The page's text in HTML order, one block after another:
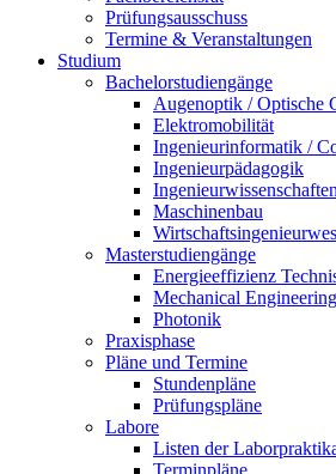
Prüfungsausschuss
Termine & Veranstaltungen
Studium
Bachelorstudiengänge
Augenoptik / Optische
Elektromobilität
Ingenieurinformatik /
Ingenieurpädagogik
Ingenieurwissenschaften
Maschinenbau
Masterstudiengänge
Energieeffizienz
Mechanical Engineering
Photonik
Praxisphase
Pläne und Termine
Stundenpläne
Prüfungspläne
Labore
Listen der
Terminpläne